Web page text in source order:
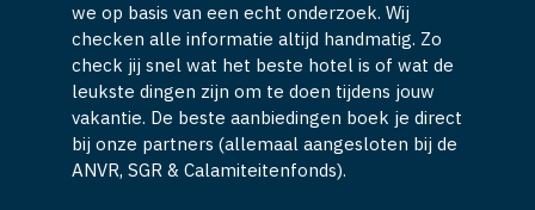
we op basis van een echt onderzoek. Wij
checken alle informatie altijd handmatig. Zo
check jij snel wat het beste hotel is of wat de
leukste dingen zijn om te doen tijdens jouw
vakantie. De beste aanbiedingen boek je direct
bij onze partners (allemaal aangesloten bij de
ANVR, SGR & Calamiteitenfonds).